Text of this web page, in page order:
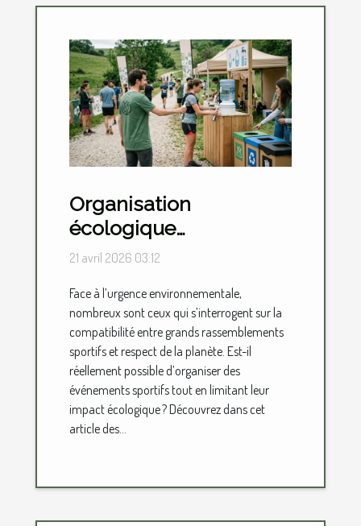
Organisation
écologique
d'événements sportifs :
21 avril 2026 03:12
Face à l’urgence environnementale,
nombreux sont ceux qui s’interrogent sur la
compatibilité entre grands rassemblements
sportifs et respect de la planète. Est-il
réellement possible d’organiser des
événements sportifs tout en limitant leur
impact écologique ? Découvrez dans cet
article des...